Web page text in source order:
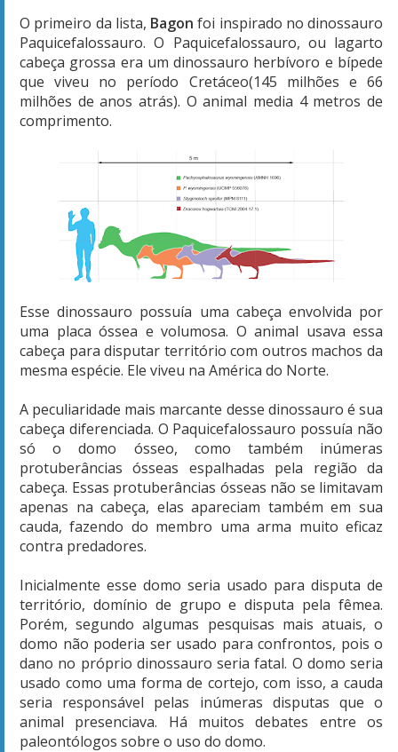
O primeiro da lista, Bagon foi inspirado no dinossauro
Paquicefalossauro. O Paquicefalossauro, ou lagarto
cabeça grossa era um dinossauro herbívoro e bípede
que viveu no período Cretáceo(145 milhões e 66
milhões de anos atrás). O animal media 4 metros de
comprimento.
Esse dinossauro possuía uma cabeça envolvida por
uma placa óssea e volumosa. O animal usava essa
cabeça para disputar território com outros machos da
mesma espécie. Ele viveu na América do Norte.
A peculiaridade mais marcante desse dinossauro é sua
cabeça diferenciada. O Paquicefalossauro possuía não
só o domo ósseo, como também inúmeras
protuberâncias ósseas espalhadas pela região da
cabeça. Essas protuberâncias ósseas não se limitavam
apenas na cabeça, elas apareciam também em sua
cauda, fazendo do membro uma arma muito eficaz
contra predadores.
Inicialmente esse domo seria usado para disputa de
território, domínio de grupo e disputa pela fêmea.
Porém, segundo algumas pesquisas mais atuais, o
domo não poderia ser usado para confrontos, pois o
dano no próprio dinossauro seria fatal. O domo seria
usado como uma forma de cortejo, com isso, a cauda
seria responsável pelas inúmeras disputas que o
animal presenciava. Há muitos debates entre os
paleontólogos sobre o uso do domo.